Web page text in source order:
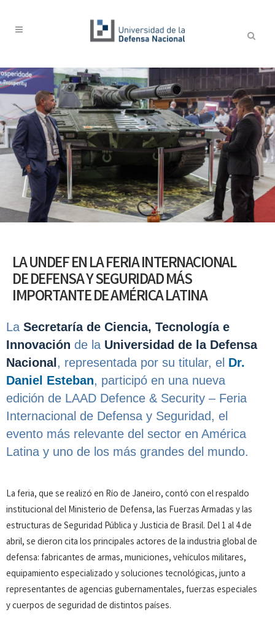
LA UNDEF EN LA FERIA INTERNACIONAL
DE DEFENSA Y SEGURIDAD MÁS
IMPORTANTE DE AMÉRICA LATINA
La Secretaría de Ciencia, Tecnología e
Innovación de la Universidad de la Defensa
Nacional , representada por su titular, el Dr.
Daniel Esteban, participó en una nueva
edición de LAAD Defence & Security – Feria
Internacional de Defensa y Seguridad, el
evento más relevante del sector en América
Latina y uno de los más grandes del mundo.
La feria, que se realizó en Río de Janeiro, contó con el respaldo
institucional del Ministerio de Defensa, las Fuerzas Armadas y las
estructuras de Seguridad Pública y Justicia de Brasil. Del 1 al 4 de
abril, se dieron cita los principales actores de la industria global de
defensa: fabricantes de armas, municiones, vehículos militares,
equipamiento especializado y soluciones tecnológicas, junto a
representantes de agencias gubernamentales, fuerzas especiales
y cuerpos de seguridad de distintos países.